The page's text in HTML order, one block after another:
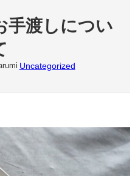
手渡しについ
Uncategorized